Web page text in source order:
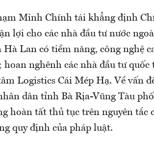
Minh Chính tái khẳng định
lợi cho các nhà đầu tư nước
Hà Lan có tiềm năng, công nghệ
nghênh các nhà đầu tư quốc
Logistics Cái Mép Hạ. Về vấn
dân tỉnh Bà Rịa-Vũng Tàu
hoàn tất thủ tục trên nguyên tắc
quy định của pháp luật.